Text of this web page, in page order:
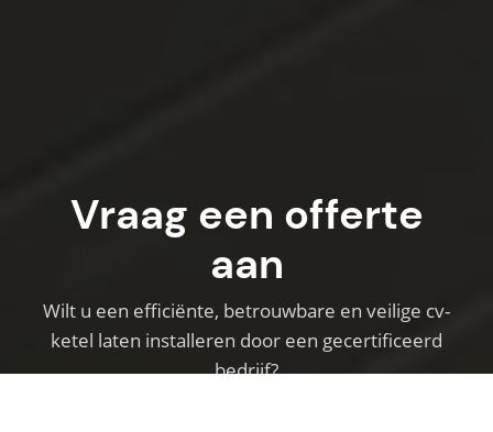
Vraag een offerte
aan
Wilt u een efficiënte, betrouwbare en veilige cv-
ketel laten installeren door een gecertificeerd
bedrijf?